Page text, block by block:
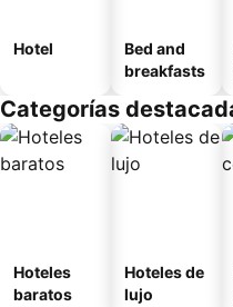
Hotel
Bed and
breakfasts
Categorías
Hoteles
baratos
Hoteles de
lujo